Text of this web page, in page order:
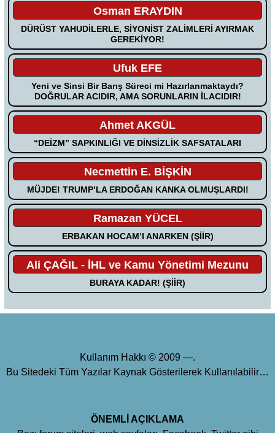
Osman ERAYDIN
DÜRÜST YAHUDİLERLE, SİYONİST ZALİMLERİ AYIRMAK
GEREKİYOR!
Ufuk EFE
Yeni ve Sinsi Bir Barış Süreci mi Hazırlanmaktaydı?
DOĞRULAR ACIDIR, AMA SORUNLARIN İLACIDIR!
Ahmet AKGÜL
“DEİZM” SAPKINLIĞI VE DİNSİZLİK SAFSATALARI
Necmettin E. BİŞKİN
MÜJDE! TRUMP’LA ERDOĞAN KANKA OLMUŞLARDI!
Ramazan YÜCEL
ERBAKAN HOCAM’I ANARKEN (ŞİİR)
Ali ÇAĞIL - İHL ve Kamu Yönetimi Mezunu
BURAYA KADAR! (ŞİİR)
Kullanım Hakkı © 2009 —.
Bu Sitedeki Tüm Yazılar Kaynak Gösterilerek Kullanılabilir…
ÖNEMLİ AÇIKLAMA